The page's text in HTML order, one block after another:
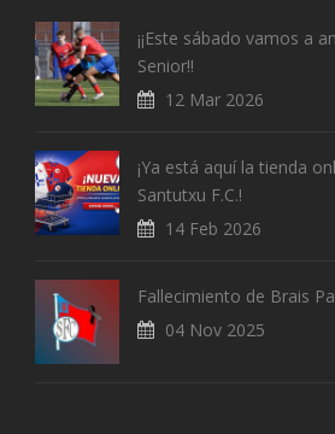
¡¡Este sábado vamos a
Senior!!
12 Mar 2026
¡Ya está aquí la tienda
Santutxu F.C.!
14 Feb 2026
Fallecimiento de Brais
04 Nov 2025